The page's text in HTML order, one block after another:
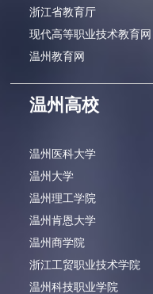
浙江省教育厅
现代高等职业技术教育网
温州教育网
温州高校
温州医科大学
温州大学
温州理工学院
温州肯恩大学
温州商学院
浙江工贸职业技术学院
温州科技职业学院